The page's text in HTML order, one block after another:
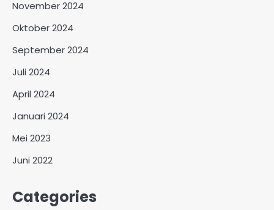
November 2024
Oktober 2024
September 2024
Juli 2024
April 2024
Januari 2024
Mei 2023
Juni 2022
Categories